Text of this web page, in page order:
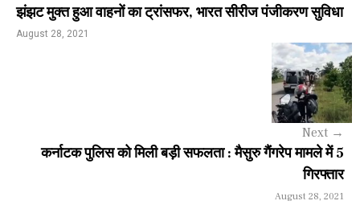
n
झंझट मुक्त हुआ वाहनों का ट्रांसफर, भारत सीरीज पंजीकरण सुविधा
August 28, 2021
Next →
कर्नाटक पुलिस को मिली बड़ी सफलता : मैसुरु गैंगरेप मामले में 5
गिरफ्तार
August 28, 2021